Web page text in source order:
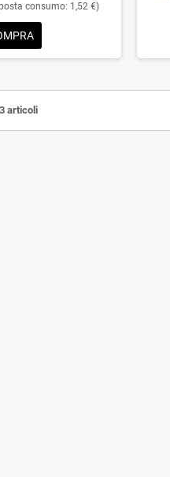
consumo: 1,52 €)
articoli